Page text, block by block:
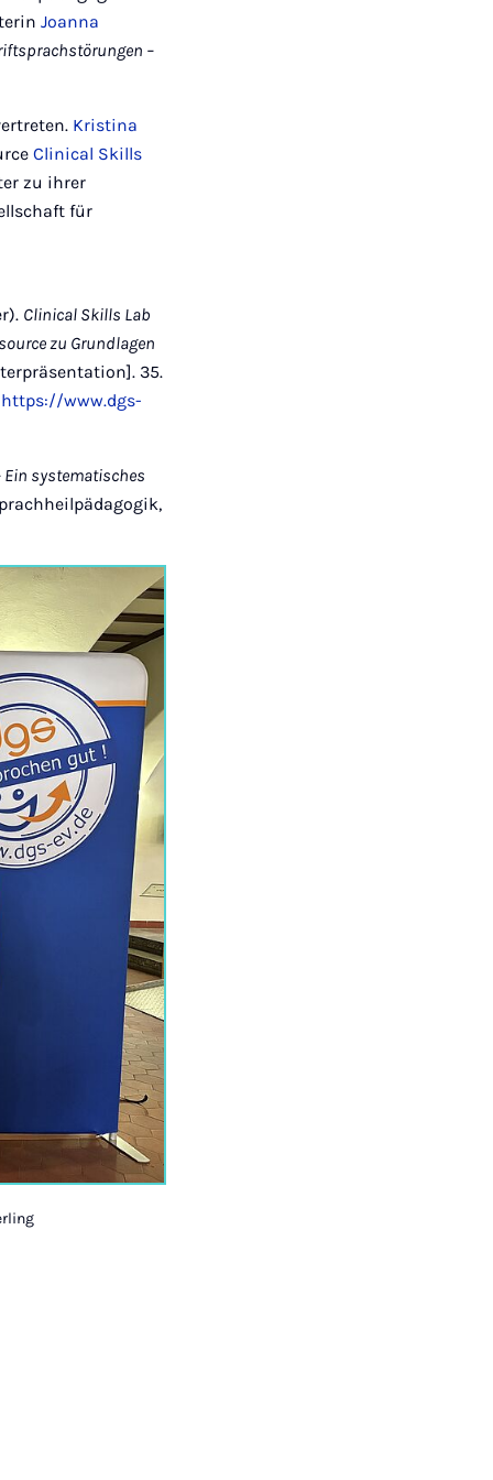
Joanna
–
Kristina
Clinical Skills
zu ihrer
für
Clinical Skills Lab
zu Grundlagen
35.
https://www.dgs-
systematisches